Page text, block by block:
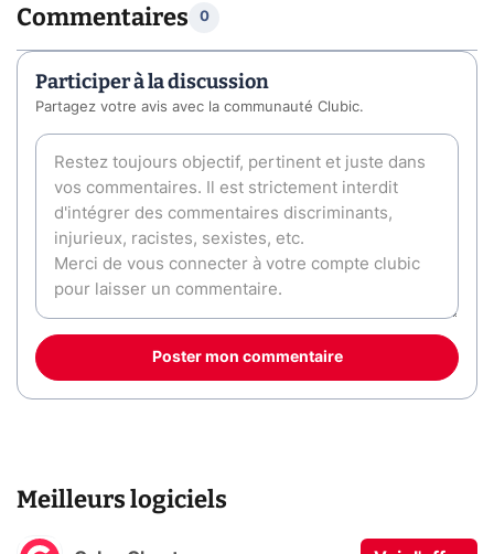
Commentaires 0
Participer à la discussion
Partagez votre avis avec la communauté Clubic.
Poster mon commentaire
Meilleurs logiciels